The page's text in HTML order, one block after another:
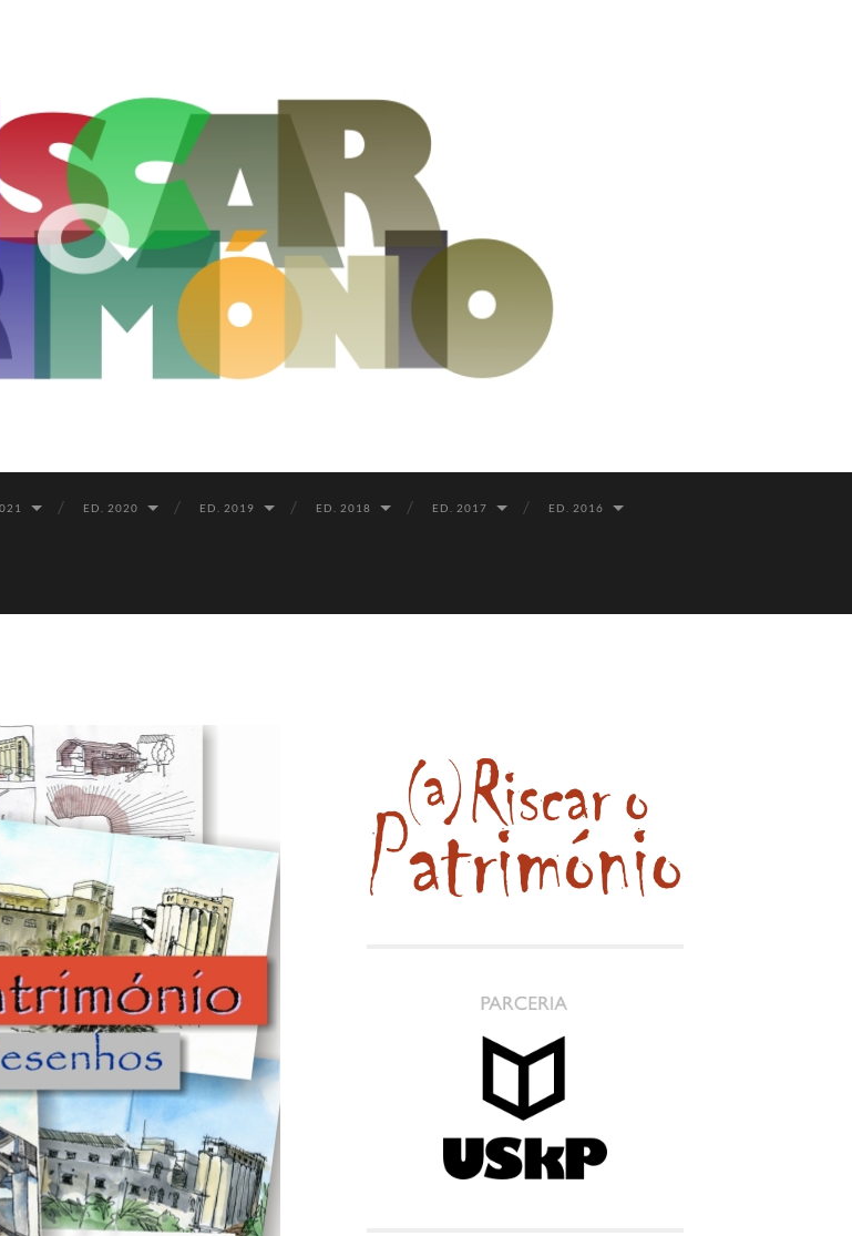
ED. 2020 ED. 2019 ED. 2018 ED. 2017 ED. 2016